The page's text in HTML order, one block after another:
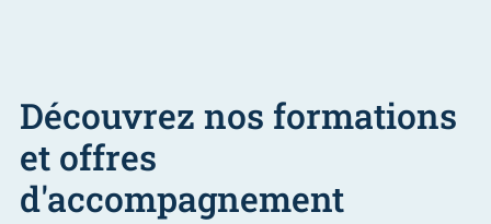
Découvrez nos formations
et offres
d'accompagnement